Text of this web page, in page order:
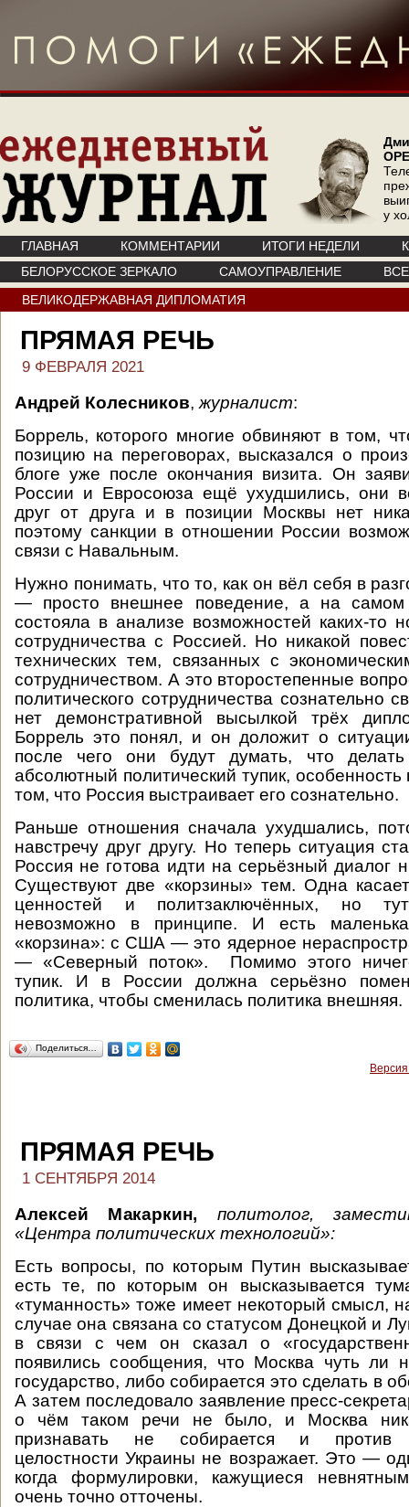
у
ГЛАВНАЯ КОММЕНТАРИИ ИТОГИ НЕДЕЛИ
БЕЛОРУССКОЕ ЗЕРКАЛО
САМОУПРАВЛЕНИЕ
ВЕЛИКОДЕРЖАВНАЯ ДИПЛОМАТИЯ
ПРЯМАЯ РЕЧЬ
9 ФЕВРАЛЯ 2021
Андрей Колесников, журналист:
Боррель, которого многие обвиняют в том,
позицию на переговорах, высказался о
блоге уже после окончания визита. Он
России и Евросоюза ещё ухудшились, они
друг от друга и в позиции Москвы нет
поэтому санкции в отношении России
связи с Навальным.
Нужно понимать, что то, как он вёл себя в
— просто внешнее поведение, а на самом
состояла в анализе возможностей каких-то
сотрудничества с Россией. Но никакой
технических тем, связанных с
сотрудничеством. А это второстепенные
политического сотрудничества сознательно
нет демонстративной высылкой трёх
Боррель это понял, и он доложит о
после чего они будут думать, что
абсолютный политический тупик, особенность
том, что Россия выстраивает его сознательно.
Раньше отношения сначала ухудшались,
навстречу друг другу. Но теперь ситуация
Россия не готова идти на серьёзный
Существуют две «корзины» тем. Одна
ценностей и политзаключённых, но тут
невозможно в принципе. И есть
«корзина»: с США — это ядерное
— «Северный поток». Помимо этого
тупик. И в России должна серьёзно
политика, чтобы сменилась политика внешняя.
Поделиться…
ПРЯМАЯ РЕЧЬ
1 СЕНТЯБРЯ 2014
Алексей Макаркин, политолог,
«Центра политических технологий»:
Есть вопросы, по которым Путин
есть те, по которым он высказывается
«туманность» тоже имеет некоторый смысл,
случае она связана со статусом Донецкой и
в связи с чем он сказал о
появились сообщения, что Москва чуть ли
государство, либо собирается это сделать в
А затем последовало заявление пресс-
о чём таком речи не было, и Москва
признавать не собирается и против
целостности Украины не возражает. Это —
когда формулировки, кажущиеся
очень точно отточены.